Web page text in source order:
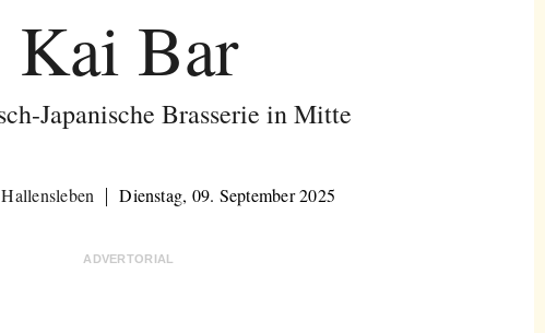
Kai Bar
Japanische Brasserie in Mitte
Dienstag, 09. September 2025
ADVERTORIAL